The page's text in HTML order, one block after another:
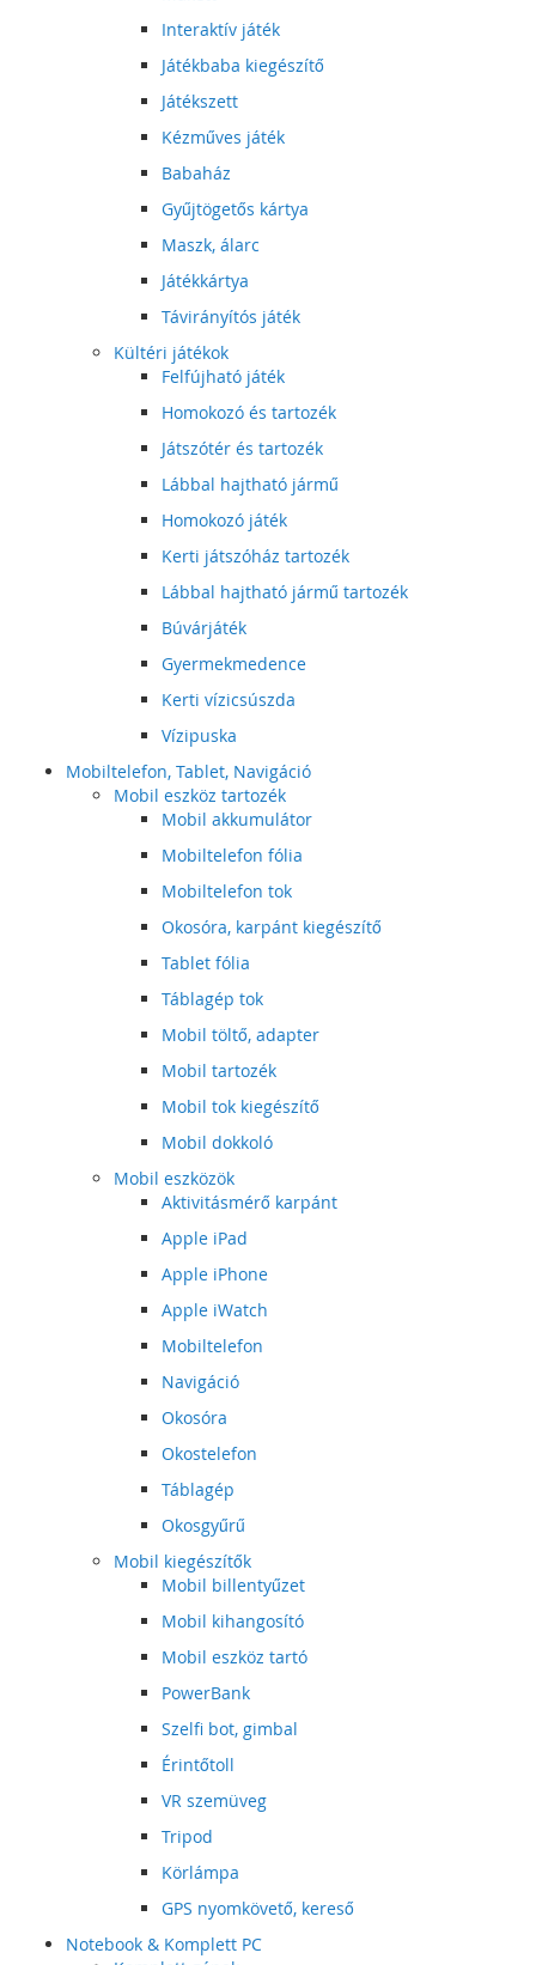
Interaktív játék
Játékbaba kiegészítő
Játékszett
Kézműves játék
Babaház
Gyűjtögetős kártya
Maszk, álarc
Játékkártya
Távirányítós játék
Kültéri játékok
Felfújható játék
Homokozó és tartozék
Játszótér és tartozék
Lábbal hajtható jármű
Homokozó játék
Kerti játszóház tartozék
Lábbal hajtható jármű tartozék
Búvárjáték
Gyermekmedence
Kerti vízicsúszda
Vízipuska
Mobiltelefon, Tablet, Navigáció
Mobil eszköz tartozék
Mobil akkumulátor
Mobiltelefon fólia
Mobiltelefon tok
Okosóra, karpánt kiegészítő
Tablet fólia
Táblagép tok
Mobil töltő, adapter
Mobil tartozék
Mobil tok kiegészítő
Mobil dokkoló
Mobil eszközök
Aktivitásmérő karpánt
Apple iPad
Apple iPhone
Apple iWatch
Mobiltelefon
Navigáció
Okosóra
Okostelefon
Táblagép
Okosgyűrű
Mobil kiegészítők
Mobil billentyűzet
Mobil kihangosító
Mobil eszköz tartó
PowerBank
Szelfi bot, gimbal
Érintőtoll
VR szemüveg
Tripod
Körlámpa
GPS nyomkövető, kereső
Notebook & Komplett PC